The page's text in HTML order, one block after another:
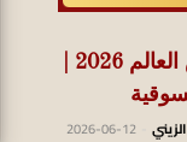
2026-06-12